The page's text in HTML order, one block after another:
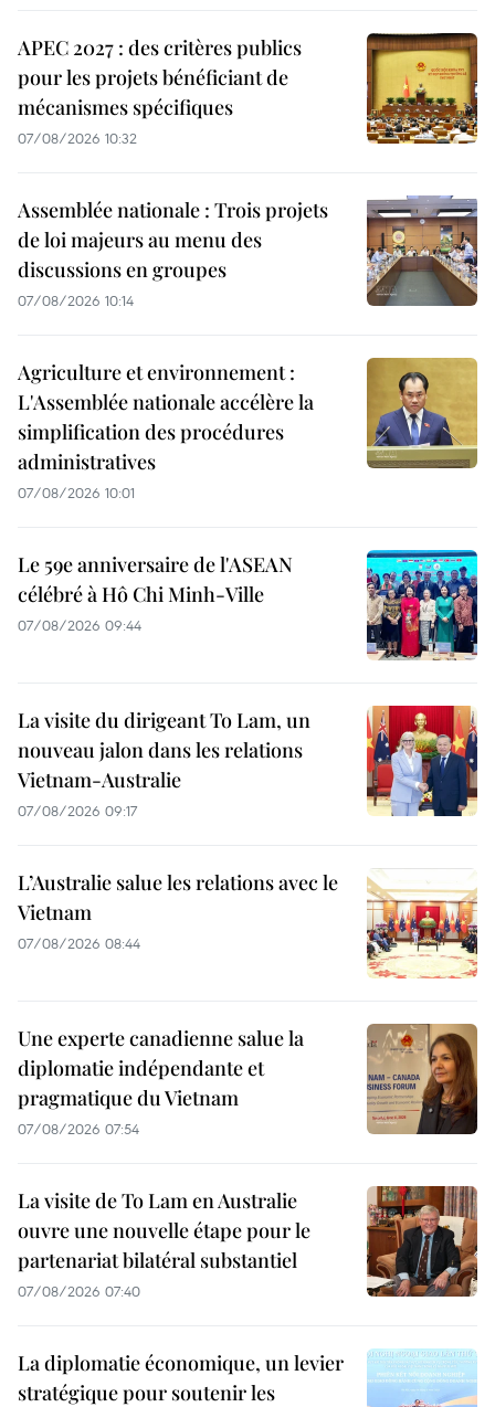
APEC 2027 : des critères publics
pour les projets bénéficiant de
mécanismes spécifiques
07/08/2026 10:32
Assemblée nationale : Trois projets
de loi majeurs au menu des
discussions en groupes
07/08/2026 10:14
Agriculture et environnement :
L'Assemblée nationale accélère la
simplification des procédures
administratives
07/08/2026 10:01
Le 59e anniversaire de l'ASEAN
célébré à Hô Chi Minh-Ville
07/08/2026 09:44
La visite du dirigeant To Lam, un
nouveau jalon dans les relations
Vietnam-Australie
07/08/2026 09:17
L’Australie salue les relations avec le
Vietnam
07/08/2026 08:44
Une experte canadienne salue la
diplomatie indépendante et
pragmatique du Vietnam
07/08/2026 07:54
La visite de To Lam en Australie
ouvre une nouvelle étape pour le
partenariat bilatéral substantiel
07/08/2026 07:40
La diplomatie économique, un levier
stratégique pour soutenir les